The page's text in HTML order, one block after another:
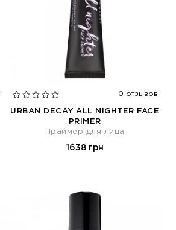
0 отзывов
URBAN DECAY ALL NIGHTER FACE
PRIMER
Праймер для лица
1638 грн